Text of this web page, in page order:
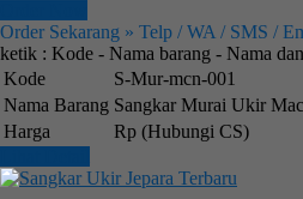
Order Sekarang » Telp / WA / SMS /
ketik : Kode - Nama barang - Nama
Kode
S-Mur-mcn-001
Nama Barang Sangkar Murai Ukir
Harga
Rp (Hubungi CS)